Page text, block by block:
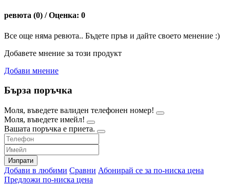
ревюта (0) / Оценка: 0
Все още няма ревюта.. Бъдете пръв и дайте своето менение :)
Добавете мнение за този продукт
Добави мнение
Бърза поръчка
Моля, въведете валиден телефонен номер!
Моля, въведете имейл!
Вашата поръчка е приета.
Изпрати
Добави в любими Сравни Абонирай се за по-ниска цена
Предложи по-ниска цена